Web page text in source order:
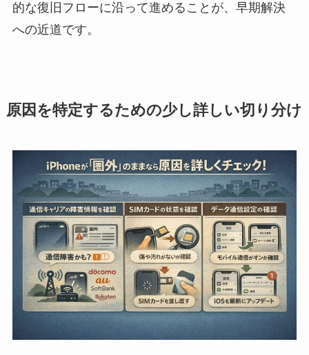
的な復旧フローに沿って進めることが、早期解決
への近道です。
原因を特定するための少し詳しい切り分け